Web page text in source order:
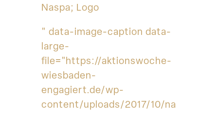
Naspa; Logo
" data-image-caption data-
large-
file="https://aktionswoche-
wiesbaden-
engagiert.de/wp-
content/uploads/2017/10/